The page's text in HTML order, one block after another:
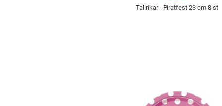
Tallrikar - Piratfest 23 cm 8 st